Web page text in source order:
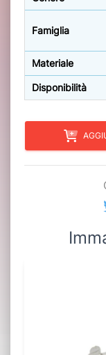
Famiglia
Materiale
Disponibilità